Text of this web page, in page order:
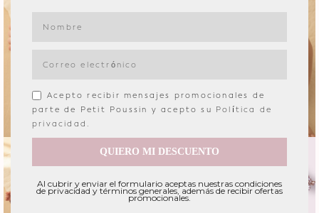
Acepto recibir mensajes promocionales de
parte de Petit Poussin y acepto su Política de
privacidad .
QUIERO MI DESCUENTO
Al cubrir y enviar el formulario aceptas nuestras condiciones
de privacidad y términos generales, además de recibir ofertas
promocionales.